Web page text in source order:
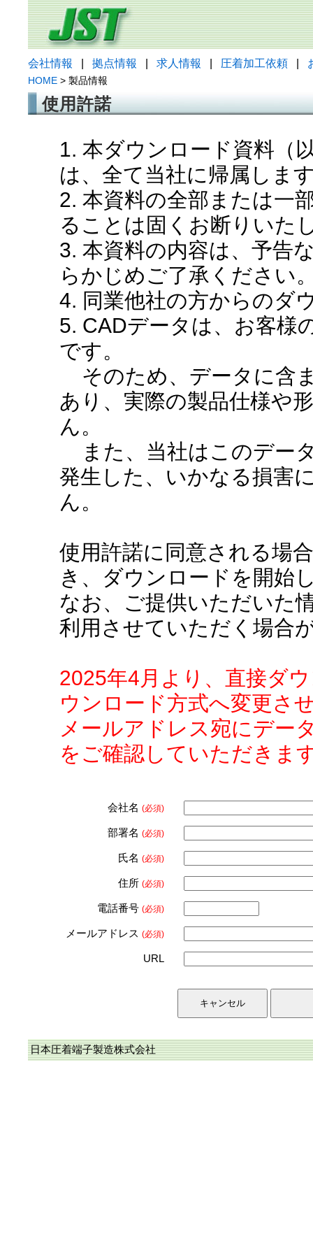
会社情報 拠点情報 求人情報 圧着加工依頼
HOME > 製品情報
使用許諾
1. 本ダウンロード資料（
は、全て当社に帰属しま
2. 本資料の全部または一
ることは固くお断りいた
3. 本資料の内容は、予告
らかじめご了承ください
4. 同業他社の方からのダ
5. CADデータは、お客様
です。
そのため、データに含
あり、実際の製品仕様や
ん。
また、当社はこのデー
発生した、いかなる損害
ん。
使用許諾に同意される場
き、ダウンロードを開始
なお、ご提供いただいた
利用させていただく場合
2025年4月より、直接ダ
ウンロード方式へ変更さ
メールアドレス宛にデー
をご確認していただきま
会社名 (必須)
部署名 (必須)
氏名 (必須)
住所 (必須)
電話番号 (必須)
メールアドレス (必須)
URL
日本圧着端子製造株式会社